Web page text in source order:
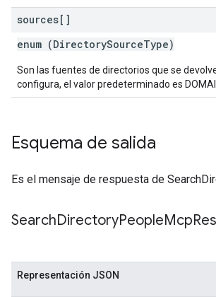
sources[]
enum (DirectorySourceType)
Son las fuentes de directorios que se
configura, el valor predeterminado es
Esquema de salida
Es el mensaje de respuesta de
SearchDirectoryPeopleMcp
Representación JSON